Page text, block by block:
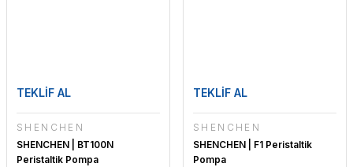
TEKLİF AL
SHENCHEN
SHENCHEN | BT100N
Peristaltik Pompa
TEKLİF AL
SHENCHEN
SHENCHEN | F1 Peristaltik
Pompa